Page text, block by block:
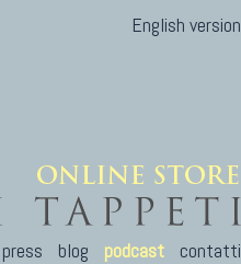
English version
press blog podcast contatti